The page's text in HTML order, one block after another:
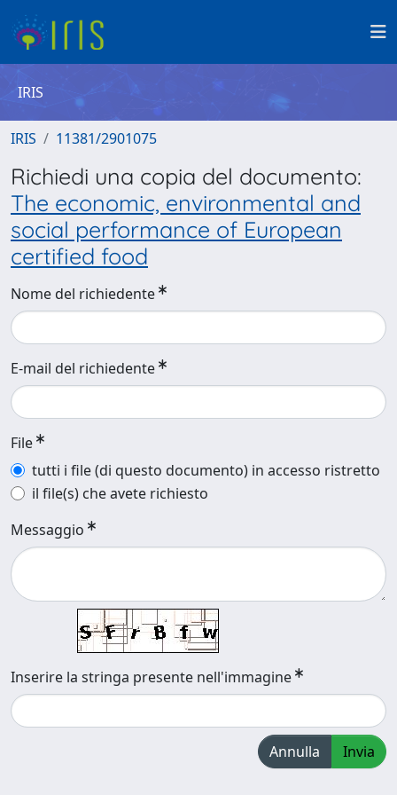
IRIS
IRIS 11381/2901075
Richiedi una copia del documento:
The economic, environmental and
social performance of European
certified food
Nome del richiedente
E-mail del richiedente
File
tutti i file (di questo documento) in accesso ristretto
il file(s) che avete richiesto
Messaggio
Inserire la stringa presente nell'immagine
Annulla Invia